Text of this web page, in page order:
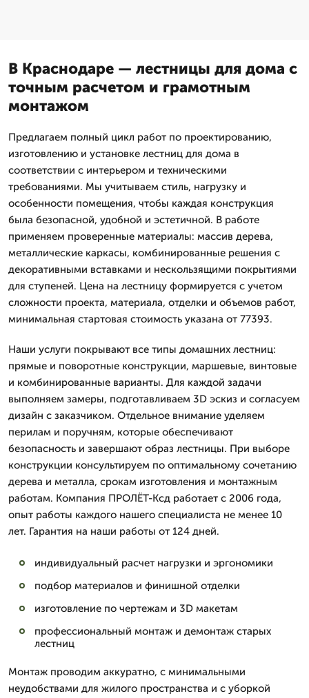
В Краснодаре — лестницы для дома с
точным расчетом и грамотным
монтажом
Предлагаем полный цикл работ по проектированию,
изготовлению и установке лестниц для дома в
соответствии с интерьером и техническими
требованиями. Мы учитываем стиль, нагрузку и
особенности помещения, чтобы каждая конструкция
была безопасной, удобной и эстетичной. В работе
применяем проверенные материалы: массив дерева,
металлические каркасы, комбинированные решения с
декоративными вставками и нескользящими покрытиями
для ступеней. Цена на лестницу формируется с учетом
сложности проекта, материала, отделки и объемов работ,
минимальная стартовая стоимость указана от 77393.
Наши услуги покрывают все типы домашних лестниц:
прямые и поворотные конструкции, маршевые, винтовые
и комбинированные варианты. Для каждой задачи
выполняем замеры, подготавливаем 3D эскиз и согласуем
дизайн с заказчиком. Отдельное внимание уделяем
перилам и поручням, которые обеспечивают
безопасность и завершают образ лестницы. При выборе
конструкции консультируем по оптимальному сочетанию
дерева и металла, срокам изготовления и монтажным
работам. Компания ПРОЛЁТ-Ксд работает с 2006 года,
опыт работы каждого нашего специалиста не менее 10
лет. Гарантия на наши работы от 124 дней.
индивидуальный расчет нагрузки и эргономики
подбор материалов и финишной отделки
изготовление по чертежам и 3D макетам
профессиональный монтаж и демонтаж старых
лестниц
Монтаж проводим аккуратно, с минимальными
неудобствами для жилого пространства и с уборкой